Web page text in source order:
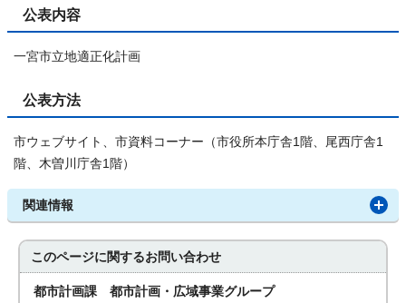
公表内容
一宮市立地適正化計画
公表方法
市ウェブサイト、市資料コーナー（市役所本庁舎1階、尾西庁舎1
階、木曽川庁舎1階）
関連情報
このページに関するお問い合わせ
都市計画課 都市計画・広域事業グループ